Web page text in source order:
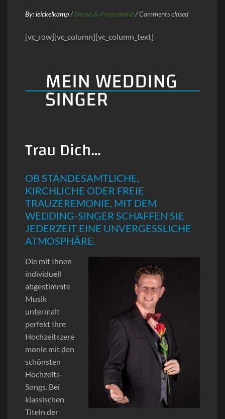
By:ieickelkamp/Shows & Programme/Comments closed
[vc_row][vc_column][vc_column_text]
MEIN WEDDING
SINGER
Trau Dich…
OB STANDESAMTLICHE,
KIRCHLICHE ODER FREIE
TRAUZEREMONIE, MIT DEM
WEDDING-SINGER SCHAFFEN SIE
JEDERZEIT EINE UNVERGESSLICHE
ATMOSPHÄRE.
Die mit Ihnen
individuell
abgestimmte
Musik
untermalt
perfekt Ihre
Hochzeitszere
monie mit den
schönsten
Hochzeits-
Songs. Bei
klassischen
Titeln der